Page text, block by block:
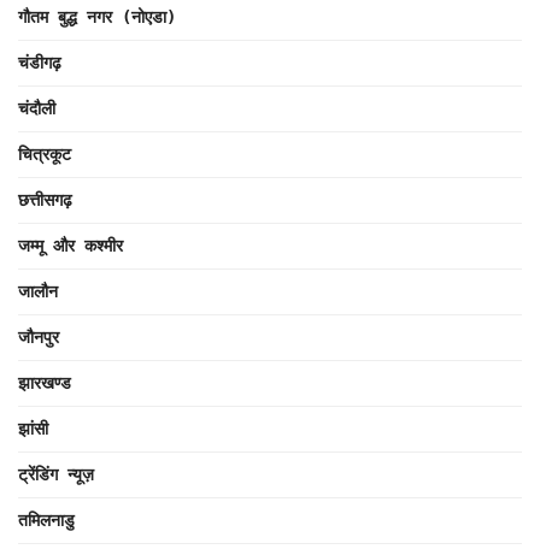
गौतम बुद्ध नगर (नोएडा)
चंडीगढ़
चंदौली
चित्रकूट
छत्तीसगढ़
जम्मू और कश्मीर
जालौन
जौनपुर
झारखण्ड
झांसी
ट्रेंडिंग न्यूज़
तमिलनाडु